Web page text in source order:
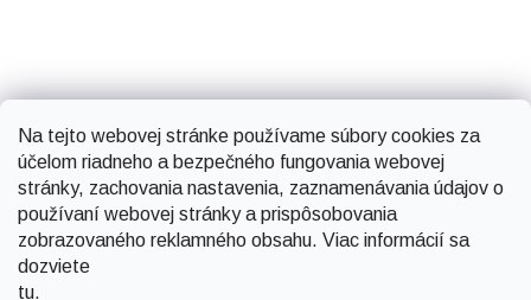
Na tejto webovej stránke používame súbory cookies za
účelom riadneho a bezpečného fungovania webovej
stránky, zachovania nastavenia, zaznamenávania údajov o
používaní webovej stránky a prispôsobovania
zobrazovaného reklamného obsahu. Viac informácií sa
dozviete
tu.